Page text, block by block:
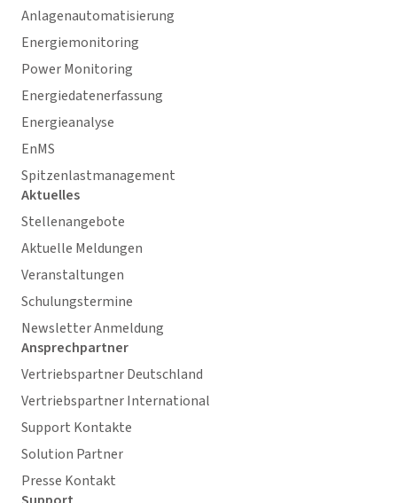
Anlagenautomatisierung
Energiemonitoring
Power Monitoring
Energiedatenerfassung
Energieanalyse
EnMS
Spitzenlastmanagement
Aktuelles
Stellenangebote
Aktuelle Meldungen
Veranstaltungen
Schulungstermine
Newsletter Anmeldung
Ansprechpartner
Vertriebspartner Deutschland
Vertriebspartner International
Support Kontakte
Solution Partner
Presse Kontakt